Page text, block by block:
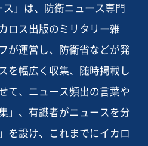
ス」は、防衛ニュース専門
ロス出版のミリタリー雑
が運営し、防衛省などが発
を幅広く収集、随時掲載し
て、ニュース頻出の言葉や
」、有識者がニュースを分
を設け、これまでにイカロ